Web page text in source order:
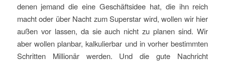
denen jemand die eine Geschäftsidee hat, die ihn reich
macht oder über Nacht zum Superstar wird, wollen wir hier
außen vor lassen, da sie auch nicht zu planen sind. Wir
aber wollen planbar, kalkulierbar und in vorher bestimmten
Schritten Millionär werden. Und die gute Nachricht